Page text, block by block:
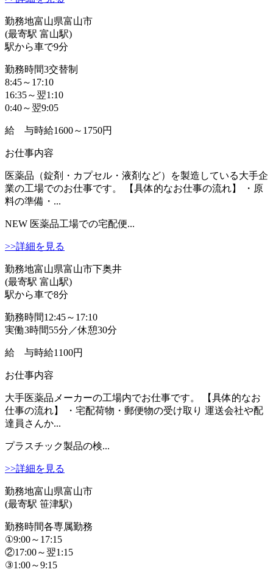
勤務地富山県富山市
(最寄駅 富山駅)
駅から車で9分
勤務時間3交替制
8:45～17:10
16:35～翌1:10
0:40～翌9:05
給 与時給1600～1750円
お仕事内容
医薬品（錠剤・カプセル・液剤など）を製造している大手企
業の工場でのお仕事です。 【具体的なお仕事の流れ】 ・原
料の準備・...
NEW 医薬品工場での宅配便...
>>詳細を見る
勤務地富山県富山市下奥井
(最寄駅 富山駅)
駅から車で8分
勤務時間12:45～17:10
実働3時間55分／休憩30分
給 与時給1100円
お仕事内容
大手医薬品メーカーの工場内でお仕事です。 【具体的なお
仕事の流れ】 ・宅配荷物・郵便物の受け取り 運送会社や配
達員さんか...
プラスチック製品の検...
>>詳細を見る
勤務地富山県富山市
(最寄駅 笹津駅)
勤務時間各専属勤務
①9:00～17:15
②17:00～翌1:15
③1:00～9:15